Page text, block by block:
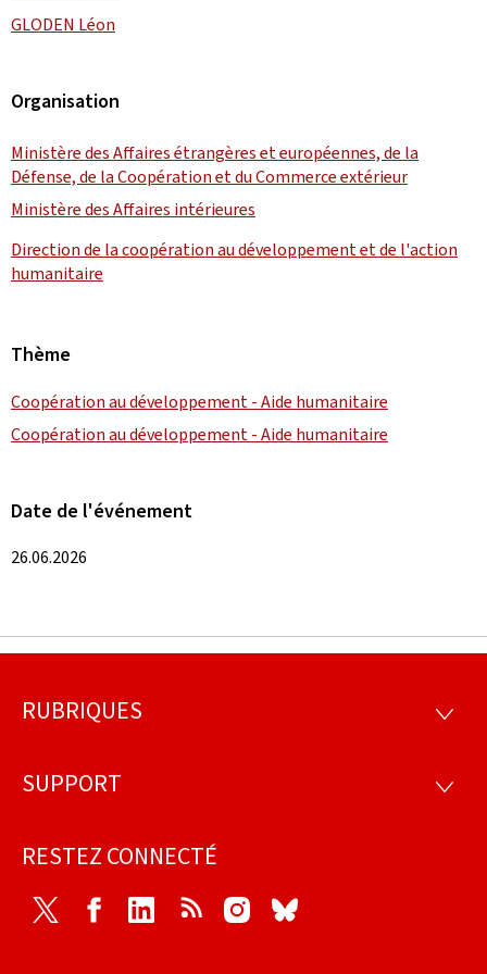
GLODEN Léon
Organisation
Ministère des Affaires étrangères et européennes, de la
Défense, de la Coopération et du Commerce extérieur
Ministère des Affaires intérieures
Direction de la coopération au développement et de l'action
humanitaire
Thème
Coopération au développement - Aide humanitaire
Coopération au développement - Aide humanitaire
Date de l'événement
26.06.2026
Pied
page
RUBRIQUES
SUPPORT
RESTEZ CONNECTÉ
Twitter FacebookLinkedIn RSS Instagram